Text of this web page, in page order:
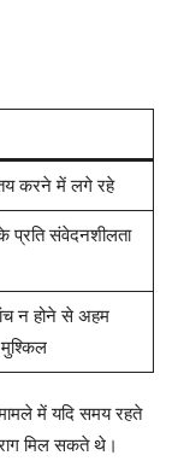
तय करने में लगे रहे
प्रति संवेदनशीलता
न होने से अहम
में यदि समय रहते
मिल सकते थे।